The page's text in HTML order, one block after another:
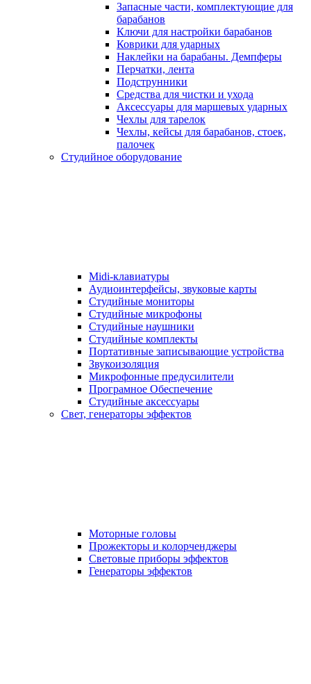
Запасные части, комплектующие для
барабанов
Ключи для настройки барабанов
Коврики для ударных
Наклейки на барабаны. Демпферы
Перчатки, лента
Подструнники
Средства для чистки и ухода
Аксессуары для маршевых ударных
Чехлы для тарелок
Чехлы, кейсы для барабанов, стоек,
палочек
Студийное оборудование
Midi-клавиатуры
Аудиоинтерфейсы, звуковые карты
Студийные мониторы
Студийные микрофоны
Студийные наушники
Студийные комплекты
Портативные записывающие устройства
Звукоизоляция
Микрофонные предусилители
Програмное Обеспечение
Студийные аксессуары
Свет, генераторы эффектов
Моторные головы
Прожекторы и колорченджеры
Световые приборы эффектов
Генераторы эффектов